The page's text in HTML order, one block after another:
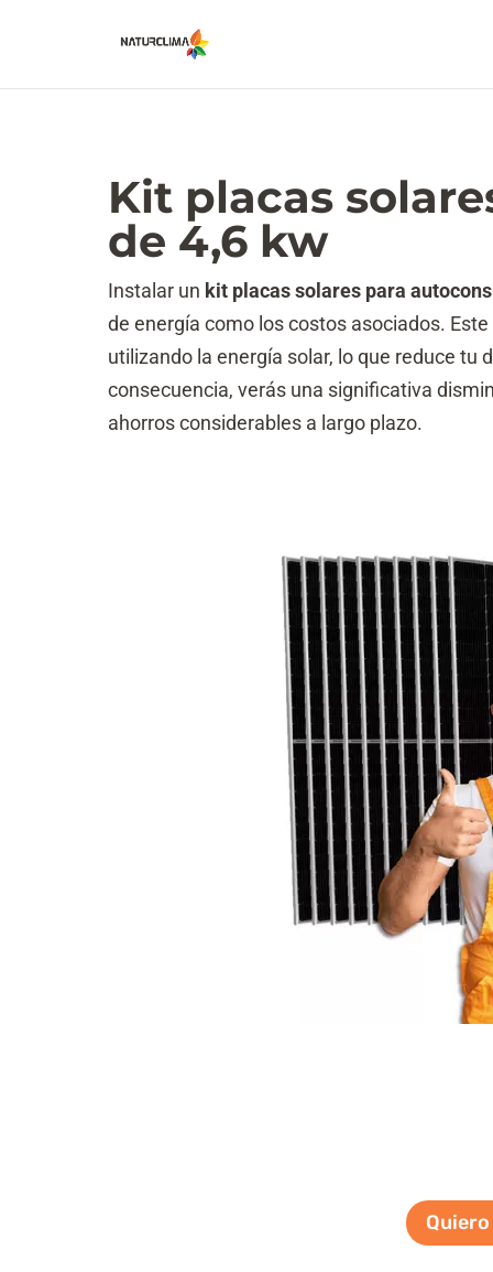
Kit placas
de 4,6 kw
Instalar un kit placas solares para
de energía como los costos asociados.
utilizando la energía solar, lo que reduce tu
consecuencia, verás una significativa
ahorros considerables a largo plazo.